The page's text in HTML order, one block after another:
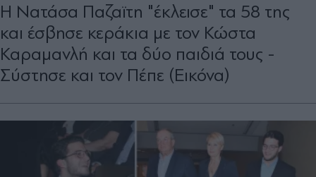
Η Νατάσα Παζαϊτη "έκλεισε" τα 58 της
και έσβησε κεράκια με τον Κώστα
Καραμανλή και τα δύο παιδιά τους -
Σύστησε και τον Πέπε (Εικόνα)